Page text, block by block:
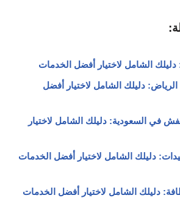
دليلك الشامل لاختيار أفضل الخدمات
دليلك الشامل لاختيار أفضل
في السعودية: دليلك الشامل لاختيار
دليلك الشامل لاختيار أفضل الخدمات
دليلك الشامل لاختيار أفضل الخدمات